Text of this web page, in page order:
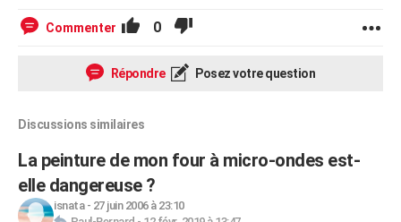
Commenter 0
Répondre Posez votre question
Discussions similaires
La peinture de mon four à micro-ondes est-
elle dangereuse ?
isnata- 27 juin 2006 à 23:10